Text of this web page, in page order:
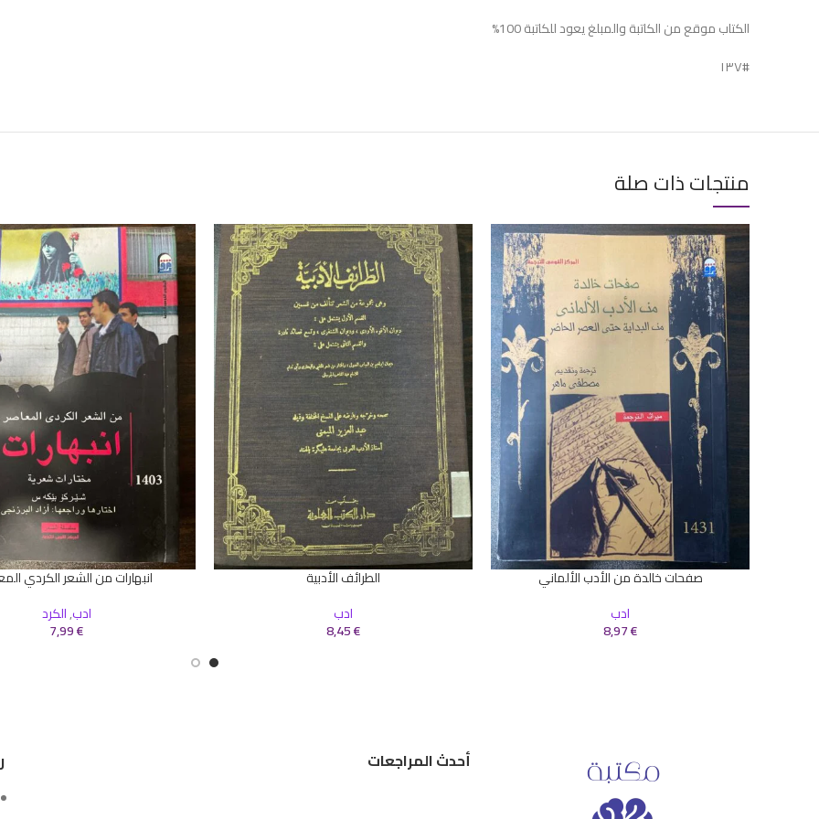
الكتاب موقع من الكاتبة والمبلغ يعود للكاتبة 100%
#١٣٧
منتجات ذات صلة
إضافة إلى السلةصفحات خالدة من الأدب الألماني
ادب
8,97€
الطرائف الأدبية
ادب
8,45€
إضافة إلى السلةانبهارات من الشعر الكردي
ادب,الكرد
7,99€
أحدث المراجعات